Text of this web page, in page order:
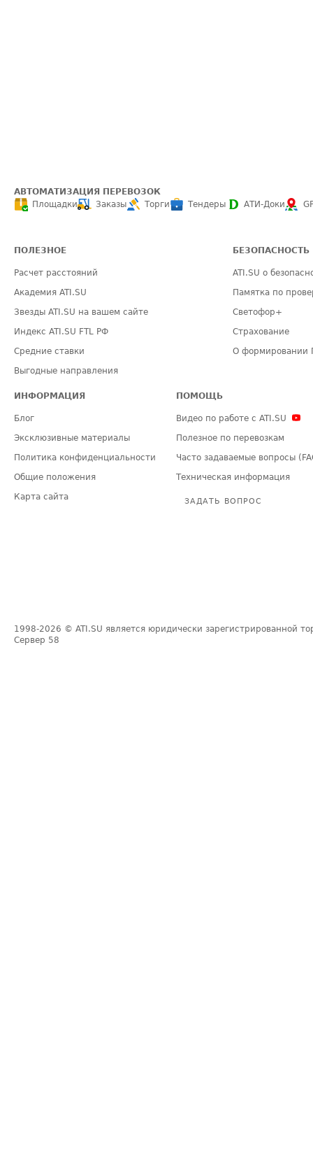
АВТОМАТИЗАЦИЯ ПЕРЕВОЗОК
Площадки
Заказы Торги Тендеры АТИ-Доки
ПОЛЕЗНОЕ
Расчет расстояний
Академия ATI.SU
Звезды ATI.SU на вашем сайте
Индекс ATI.SU FTL РФ
Средние ставки
Выгодные направления
БЕЗОПАСНОСТЬ
ATI.SU о
Памятка по
Светофор+
Страхование
О формировании
ИНФОРМАЦИЯ
Блог
Эксклюзивные материалы
Политика конфиденциальности
Общие положения
Карта сайта
ПОМОЩЬ
Видео по работе с ATI.SU
Полезное по перевозкам
Часто задаваемые вопросы
Техническая информация
ЗАДАТЬ ВОПРОС
1998-2026 © ATI.SU является юридически зарегистрированной
Сервер 58